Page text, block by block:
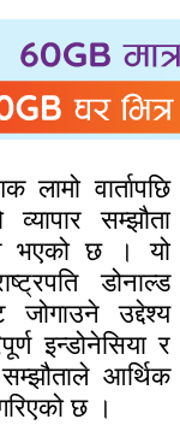
वार्तापछि
सम्झौता
भएको छ । यो
डोनाल्ड
जोगाउने उद्देश्य
इन्डोनेसिया र
आर्थिक
छ ।